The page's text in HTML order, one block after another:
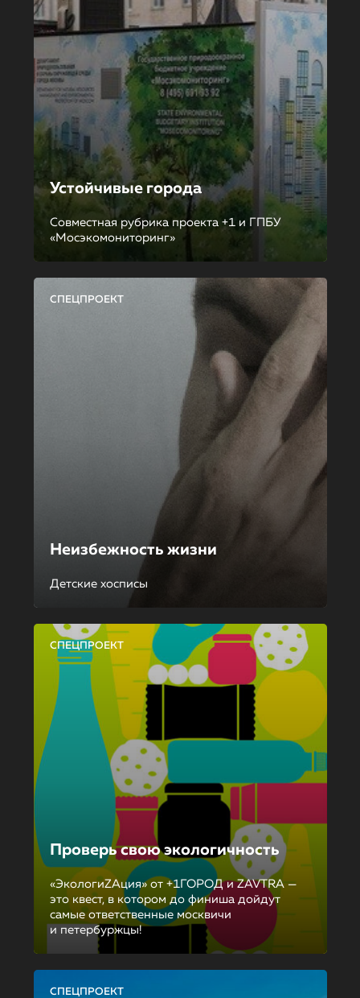
Устойчивые города
Совместная рубрика проекта +1 и ГПБУ
«Мосэкомониторинг»
СПЕЦПРОЕКТ
Неизбежность жизни
Детские хосписы
СПЕЦПРОЕКТ
Проверь свою экологичность
«ЭкологиZAция» от +1ГОРОД и ZAVTRA —
это квест, в котором до финиша дойдут
самые ответственные москвичи
и петербуржцы!
СПЕЦПРОЕКТ